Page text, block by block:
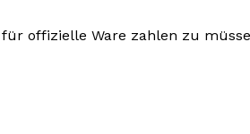
offizielle Ware zahlen zu